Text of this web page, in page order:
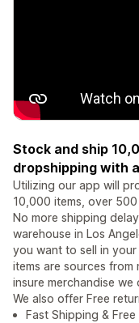
Stock and ship
dropshipping with
Utilizing our app will
10,000 items, over
No more shipping
warehouse in Los
you want to sell in
items are sources from
insure merchandise
We also offer Free
Fast Shipping &